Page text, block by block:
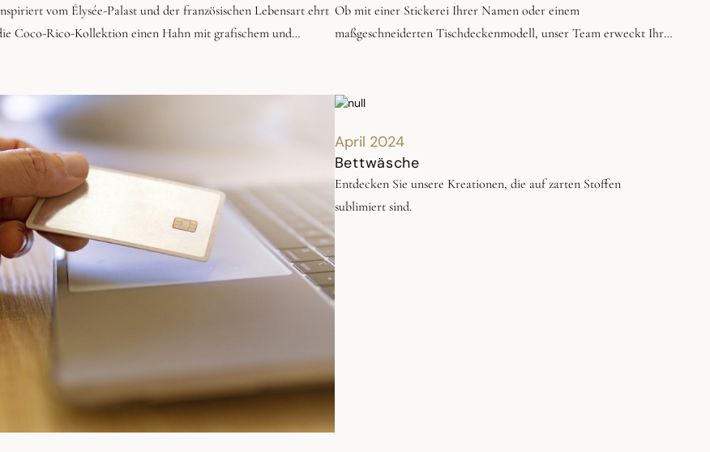
erzielte Bewertung für Le Jacquard Français ist : 94/100
vom Élysée-Palast und der französischen Lebensart ehrt
Coco-Rico-Kollektion einen Hahn mit grafischem und
emblematischen Stil der Marinières erinnern. Das Logo
française“ fügt sich subtil in die Webart ein und
die Produkte in unserem Erbe und unseren Traditionen.
Kollektion wird aus 100 % Baumwolle gewebt und in unserer
Fabrik in den Vogesen hergestellt. Mit der Wahl dieses Produkts
unterstützen Sie die Herstellung in Frankreich und tragen zu
Maßnahmen bei, die es ermöglichen, das Erbe des Élysée-Palastes
als 300 Jahre nach seiner Errichtung aufzuwerten.
Ob mit einer Stickerei Ihrer Namen oder einem
maßgeschneiderten Tischdeckenmodell, unser Team erweckt Ihre
Verleihen Sie Ihrer Tischwäsche eine einzigartige und persönliche
April 2024
Bettwäsche
Entdecken Sie unsere Kreationen, die auf zarten Stoffen
sublimiert sind.